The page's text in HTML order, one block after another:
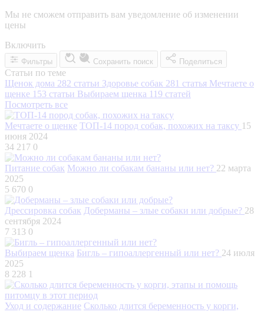
Мы не сможем отправить вам уведомление об изменении
цены
Включить
Фильтры Сохранить поиск Поделиться
Статьи по теме
Щенок дома 282 статьи Здоровье собак 281 статья Мечтаете о
щенке 153 статьи Выбираем щенка 119 статей
Посмотреть все
Мечтаете о щенке ТОП-14 пород собак, похожих на таксу 15
июня 2024
34 217 0
Питание собак Можно ли собакам бананы или нет? 22 марта
2025
5 670 0
Дрессировка собак Доберманы – злые собаки или добрые? 28
сентября 2024
7 313 0
Выбираем щенка Бигль – гипоаллергенный или нет? 24 июля
2025
8 228 1
Уход и содержание Сколько длится беременность у корги,